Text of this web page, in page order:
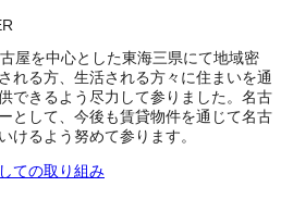
屋を中心とした東海三県にて地域密
れる方、生活される方々に住まいを通
できるよう尽力して参りました。名古
として、今後も賃貸物件を通じて名古
けるよう努めて参ります。
ての取り組み